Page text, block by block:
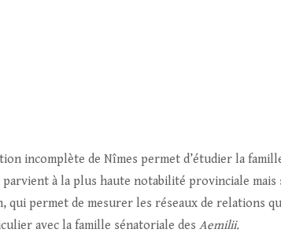
incomplète de Nîmes permet d’étudier la
parvient à la plus haute notabilité provinciale mais
permet de mesurer les réseaux de relations
avec la famille sénatoriale des Aemilii.